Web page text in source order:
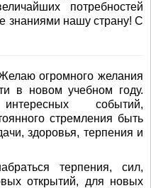
потребностей
знаниями нашу страну! С
огромного желания
в новом учебном году.
событий,
стремления быть
здоровья, терпения и
терпения, сил,
открытий, для новых